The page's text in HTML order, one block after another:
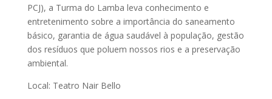
PCJ), a Turma do Lamba leva conhecimento e
entretenimento sobre a importância do saneamento
básico, garantia de água saudável à população, gestão
dos resíduos que poluem nossos rios e a preservação
ambiental.
Local: Teatro Nair Bello